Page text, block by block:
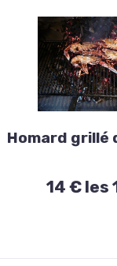
Langouste
grillé
Homard grillé
14 € les